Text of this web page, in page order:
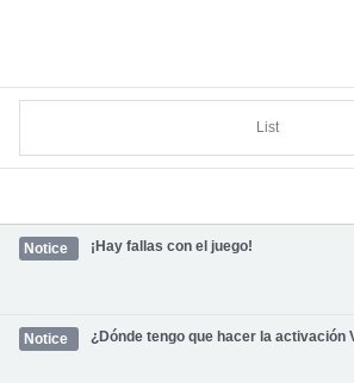
List
Notice ¡Hay fallas con el juego!
Notice ¿Dónde tengo que hacer la activación